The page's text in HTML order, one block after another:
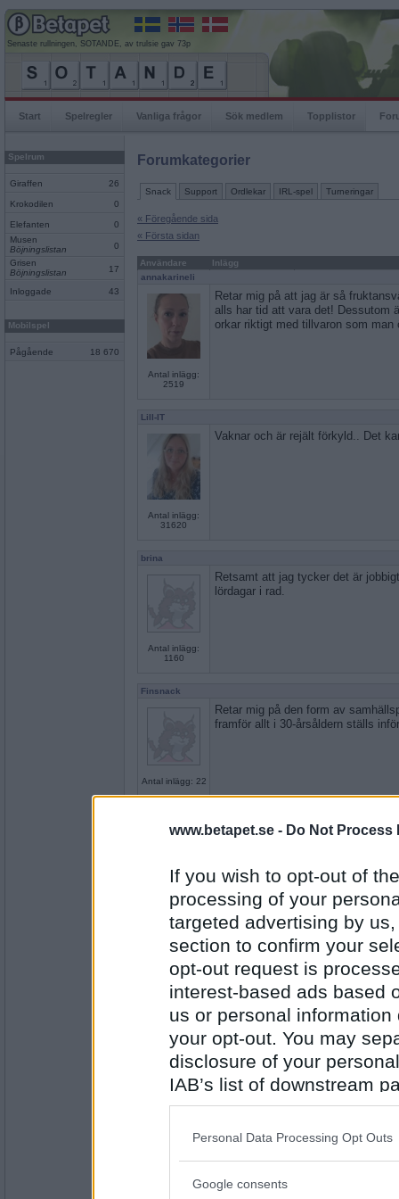
www.betapet.se - Do Not Process
If you wish to opt-out of
processing of your
targeted advertising by
section to confirm your
opt-out request is
interest-based ads based
us or personal
your opt-out. You may
disclosure of your
IAB’s list of downstream
also be disclosed by us
Downstream Participants
Please note that this
Personal Data Processing Opt Outs
Google consents
Senaste rullningen, SOTANDE, av trulsie gav 73p
Start Spelregler Vanliga frågor Sök medlem Topplistor
Spelrum
Giraffen 26
Krokodilen 0
Elefanten
0
Musen
Böjningslistan
0
Grisen
Böjningslistan
17
Inloggade 43
Mobilspel
Pågående 18 670
Forumkategorier
Snack Support Ordlekar IRL-spel Turneringar
« Föregående sida
« Första sidan
Användare
Inlägg
annakarineli
Antal inlägg:
2519
Retar mig på att jag är så
alls har tid att vara det! Dessutom
orkar riktigt med tillvaron som man
Lill-IT
Antal inlägg:
31620
Vaknar och är rejält förkyld.. Det
brina
Antal inlägg:
1160
Retsamt att jag tycker det är
lördagar i rad.
Finsnack
Antal inlägg: 22
Retar mig på den form av
framför allt i 30-årsåldern ställs
Antal inlägg:
Gårdagens bakfyllepizza från
kryddeluntan
Antal inlägg:
12360
Att internetdelningen inte funkar
koppla ihop den med plattan. Skit
SA2012
insikt om att alltför många barn
barn som varor i sina "kund-